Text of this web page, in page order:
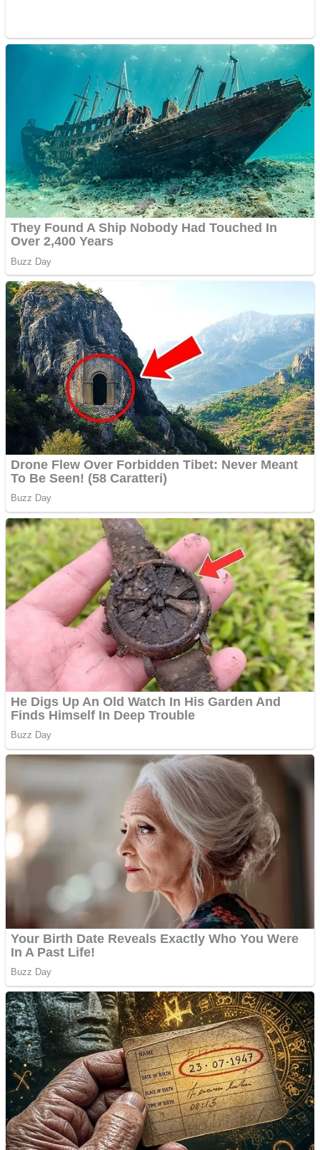
Apartamente 2 camere
Aplică acum pentru toate
tipurile de împrumuturi
și obține bani urgent!
Curatare canapele
Bucuresti. Curatare
profesionala